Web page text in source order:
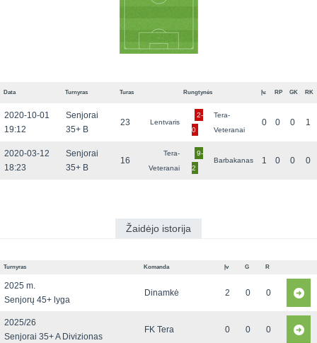
Data Turnyras Turas Rungtynės Įv. RP GK RK
2020-10-01
19:12
Senjorai
35+ B
23 Lentvaris
2-
0
Tera-
Veteranai
0 0 0 1
2020-03-12
18:23
Senjorai
35+ B
16
Tera-
Veteranai
9-
2
Barbakanas 1 0 0 0
Žaidėjo istorija
Turnyras Komanda Įv G R
2025 m.
Senjorų 45+ lyga
Dinamkė 2 0 0
2025/26
Senjorai 35+ A Divizionas
FK Tera 0 0 0